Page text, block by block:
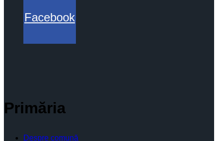
Facebook
Primăria
Despre comună